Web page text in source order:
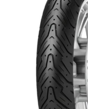
Войти на сайт
+7(812)317-